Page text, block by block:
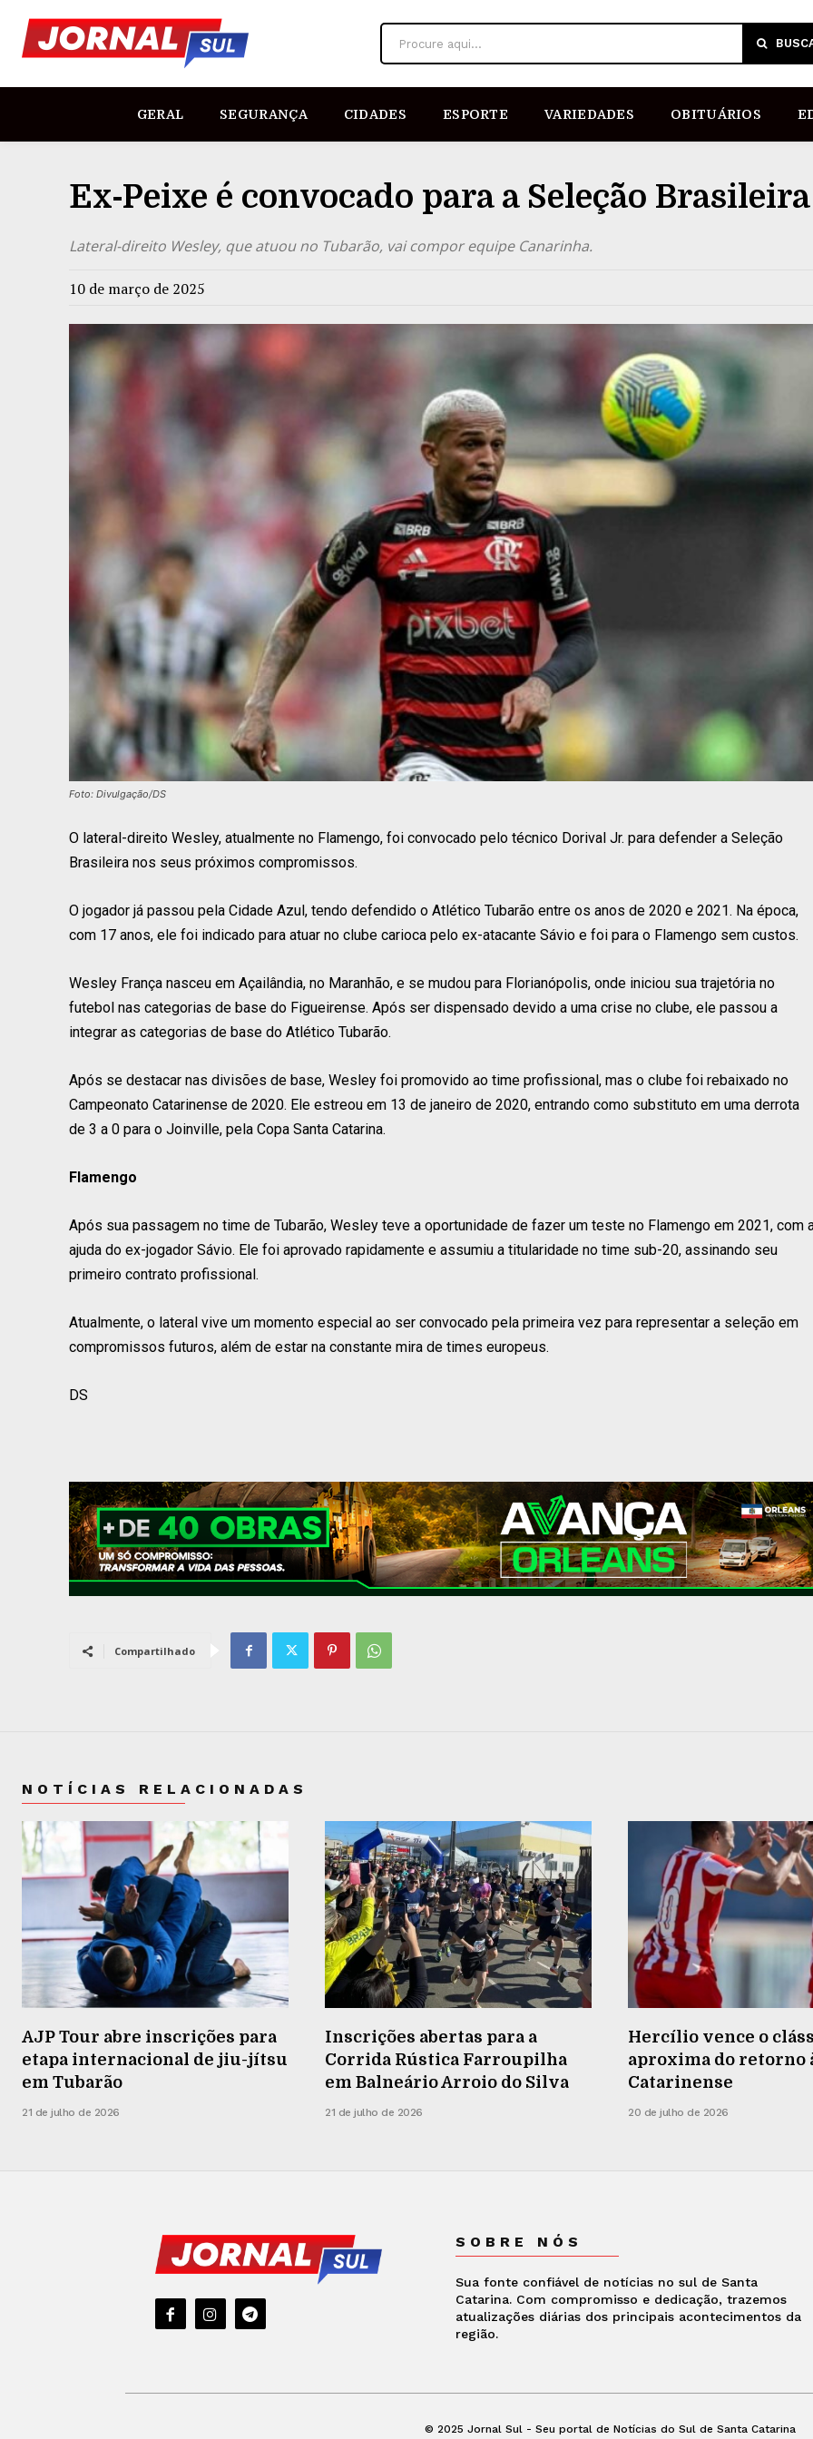
Procure aqui...
GERAL SEGURANÇA CIDADES ESPORTE VARIEDADES OBITUÁRIOS
Ex-Peixe é convocado para a Seleção Brasileira
Lateral-direito Wesley, que atuou no Tubarão, vai compor equipe Canarinha.
10 de março de 2025
Foto: Divulgação/DS
O lateral-direito Wesley, atualmente no Flamengo, foi convocado pelo técnico Dorival Jr. para defender a Seleção
Brasileira nos seus próximos compromissos.
O jogador já passou pela Cidade Azul, tendo defendido o Atlético Tubarão entre os anos de 2020 e 2021. Na época,
com 17 anos, ele foi indicado para atuar no clube carioca pelo ex-atacante Sávio e foi para o Flamengo sem custos.
Wesley França nasceu em Açailândia, no Maranhão, e se mudou para Florianópolis, onde iniciou sua trajetória no
futebol nas categorias de base do Figueirense. Após ser dispensado devido a uma crise no clube, ele passou a
integrar as categorias de base do Atlético Tubarão.
Após se destacar nas divisões de base, Wesley foi promovido ao time profissional, mas o clube foi rebaixado no
Campeonato Catarinense de 2020. Ele estreou em 13 de janeiro de 2020, entrando como substituto em uma derrota
de 3 a 0 para o Joinville, pela Copa Santa Catarina.
Flamengo
Após sua passagem no time de Tubarão, Wesley teve a oportunidade de fazer um teste no Flamengo em 2021, com
ajuda do ex-jogador Sávio. Ele foi aprovado rapidamente e assumiu a titularidade no time sub-20, assinando seu
primeiro contrato profissional.
Atualmente, o lateral vive um momento especial ao ser convocado pela primeira vez para representar a seleção em
compromissos futuros, além de estar na constante mira de times europeus.
DS
Compartilhado
NOTÍCIAS RELACIONADAS
AJP Tour abre inscrições para
etapa internacional de jiu-jítsu
em Tubarão
21 de julho de 2026
Inscrições abertas para a
Corrida Rústica Farroupilha
em Balneário Arroio do Silva
21 de julho de 2026
Hercílio vence o
aproxima do retorno
Catarinense
20 de julho de 2026
SOBRE NÓS
Sua fonte confiável de notícias no sul de Santa
Catarina. Com compromisso e dedicação, trazemos
atualizações diárias dos principais acontecimentos da
região.
© 2025 Jornal Sul - Seu portal de Notícias do Sul de Santa Catarina